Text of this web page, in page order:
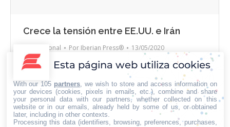
Crece la tensión entre EE.UU. e Irán
Internacional Por Iberian Press® 13/05/2020
El comandante en jefe de la Guardia Revolucionaria
Iraní, el General Hossein Salami, amenazó a los
buques de guerra de los Estados Unidos por
representar una amenaza a la seguridad de Irán y
aunque muchas personas creen que esta forma de
Esta página web utiliza cookies
With our 105 partners , we wish to store and access information on
your devices (cookies, pixels in emails, etc.), combine and share
your personal data with our partners, whether collected on this
website or in our emails, already held by some of us, or obtained
later, including in other contexts.
Processing this data (identifiers, browsing, preferences, purchases,